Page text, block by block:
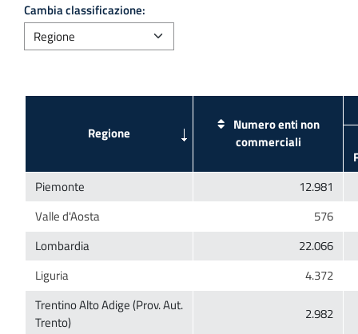
Cambia classificazione:
Numero enti non
Trentino Alto Adige (Prov. Aut.